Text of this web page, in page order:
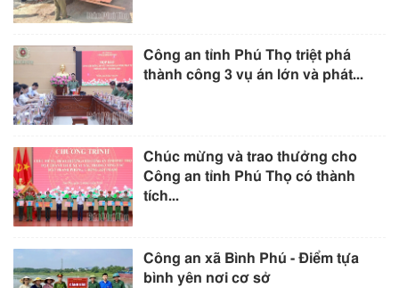
Công an tỉnh Phú Thọ triệt phá
thành công 3 vụ án lớn và phát...
Chúc mừng và trao thưởng cho
Công an tỉnh Phú Thọ có thành
tích...
Công an xã Bình Phú - Điểm tựa
bình yên nơi cơ sở